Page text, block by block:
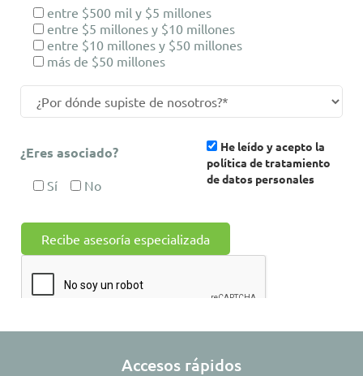
entre $500 mil y $5 millones
entre $5 millones y $10 millones
entre $10 millones y $50 millones
más de $50 millones
¿Eres asociado?
Sí No
He leído y acepto la
política de tratamiento
de datos personales
Accesos rápidos